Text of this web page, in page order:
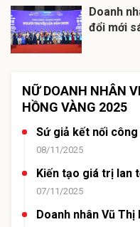
Doanh
đổi mới
NỮ DOANH NHÂN
HỒNG VÀNG 2025
Sứ giả kết nối
08/11/2025
Kiến tạo giá trị lan
07/11/2025
Doanh nhân Vũ